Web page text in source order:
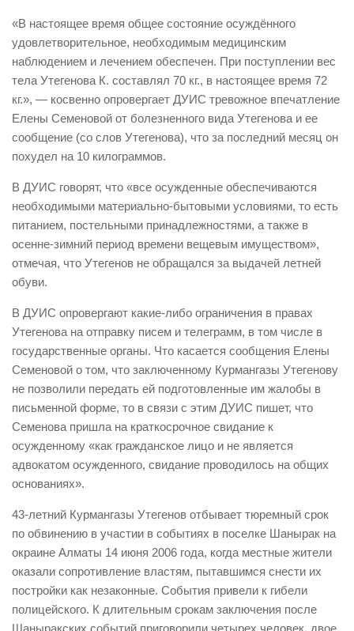
«В настоящее время общее состояние осуждённого
удовлетворительное, необходимым медицинским
наблюдением и лечением обеспечен. При поступлении вес
тела Утегенова К. составлял 70 кг., в настоящее время 72
кг.», — косвенно опровергает ДУИС тревожное впечатление
Елены Семеновой от болезненного вида Утегенова и ее
сообщение (со слов Утегенова), что за последний месяц он
похудел на 10 килограммов.
В ДУИС говорят, что «все осужденные обеспечиваются
необходимыми материально-бытовыми условиями, то есть
питанием, постельными принадлежностями, а также в
осенне-зимний период времени вещевым имуществом»,
отмечая, что Утегенов не обращался за выдачей летней
обуви.
В ДУИС опровергают какие-либо ограничения в правах
Утегенова на отправку писем и телеграмм, в том числе в
государственные органы. Что касается сообщения Елены
Семеновой о том, что заключенному Курмангазы Утегенову
не позволили передать ей подготовленные им жалобы в
письменной форме, то в связи с этим ДУИС пишет, что
Семенова пришла на краткосрочное свидание к
осужденному «как гражданское лицо и не является
адвокатом осужденного, свидание проводилось на общих
основаниях».
43-летний Курмангазы Утегенов отбывает тюремный срок
по обвинению в участии в событиях в поселке Шанырак на
окраине Алматы 14 июня 2006 года, когда местные жители
оказали сопротивление властям, пытавшимся снести их
постройки как незаконные. События привели к гибели
полицейского. К длительным срокам заключения после
Шаныракских событий приговорили четырех человек, двое